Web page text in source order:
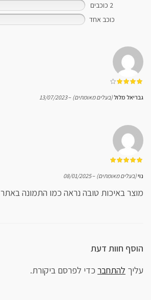
2 כוכבים
כוכב אחד
גבריאל מלול(בעלים מאומתים) –
13/07/2023
נוי(בעלים מאומתים) –
08/01/2025
מוצר באיכות טובה נראה כמו התמונה באתר
הוסף חוות דעת
עליך להתחבר כדי לפרסם ביקורת.